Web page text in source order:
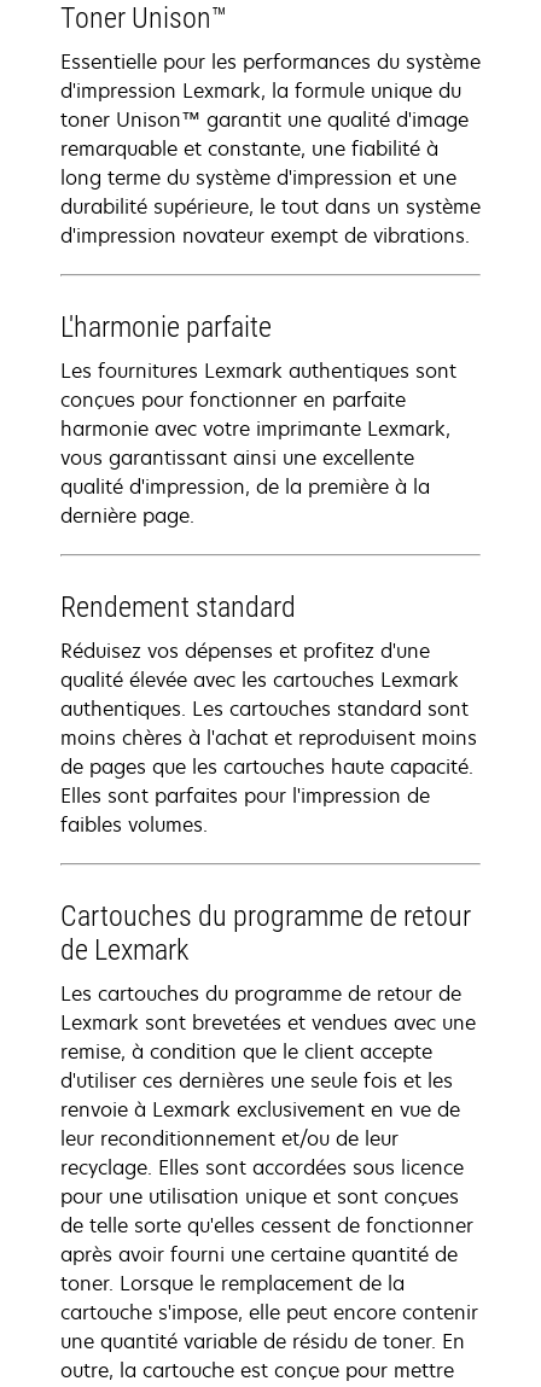
Toner Unison™
Essentielle pour les performances du système
d'impression Lexmark, la formule unique du
toner Unison™ garantit une qualité d'image
remarquable et constante, une fiabilité à
long terme du système d'impression et une
durabilité supérieure, le tout dans un système
d'impression novateur exempt de vibrations.
L'harmonie parfaite
Les fournitures Lexmark authentiques sont
conçues pour fonctionner en parfaite
harmonie avec votre imprimante Lexmark,
vous garantissant ainsi une excellente
qualité d'impression, de la première à la
dernière page.
Rendement standard
Réduisez vos dépenses et profitez d'une
qualité élevée avec les cartouches Lexmark
authentiques. Les cartouches standard sont
moins chères à l'achat et reproduisent moins
de pages que les cartouches haute capacité.
Elles sont parfaites pour l'impression de
faibles volumes.
Cartouches du programme de retour
de Lexmark
Les cartouches du programme de retour de
Lexmark sont brevetées et vendues avec une
remise, à condition que le client accepte
d'utiliser ces dernières une seule fois et les
renvoie à Lexmark exclusivement en vue de
leur reconditionnement et/ou de leur
recyclage. Elles sont accordées sous licence
pour une utilisation unique et sont conçues
de telle sorte qu'elles cessent de fonctionner
après avoir fourni une certaine quantité de
toner. Lorsque le remplacement de la
cartouche s'impose, elle peut encore contenir
une quantité variable de résidu de toner. En
outre, la cartouche est conçue pour mettre